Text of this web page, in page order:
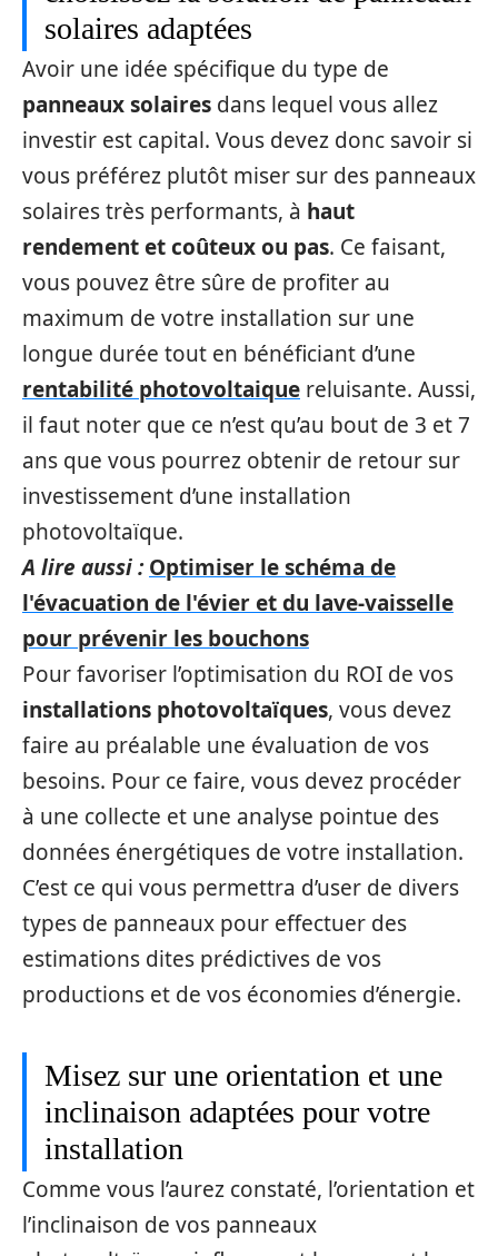
solaires adaptées
Avoir une idée spécifique du type de
panneaux solaires dans lequel vous allez
investir est capital. Vous devez donc savoir si
vous préférez plutôt miser sur des panneaux
solaires très performants, à haut
rendement et coûteux ou pas. Ce faisant,
vous pouvez être sûre de profiter au
maximum de votre installation sur une
longue durée tout en bénéficiant d’une
rentabilité photovoltaique reluisante. Aussi,
il faut noter que ce n’est qu’au bout de 3 et 7
ans que vous pourrez obtenir de retour sur
investissement d’une installation
photovoltaïque.
A lire aussi : Optimiser le schéma de
l'évacuation de l'évier et du lave-vaisselle
pour prévenir les bouchons
Pour favoriser l’optimisation du ROI de vos
installations photovoltaïques, vous devez
faire au préalable une évaluation de vos
besoins. Pour ce faire, vous devez procéder
à une collecte et une analyse pointue des
données énergétiques de votre installation.
C’est ce qui vous permettra d’user de divers
types de panneaux pour effectuer des
estimations dites prédictives de vos
productions et de vos économies d’énergie.
Misez sur une orientation et une
inclinaison adaptées pour votre
installation
Comme vous l’aurez constaté, l’orientation et
l’inclinaison de vos panneaux